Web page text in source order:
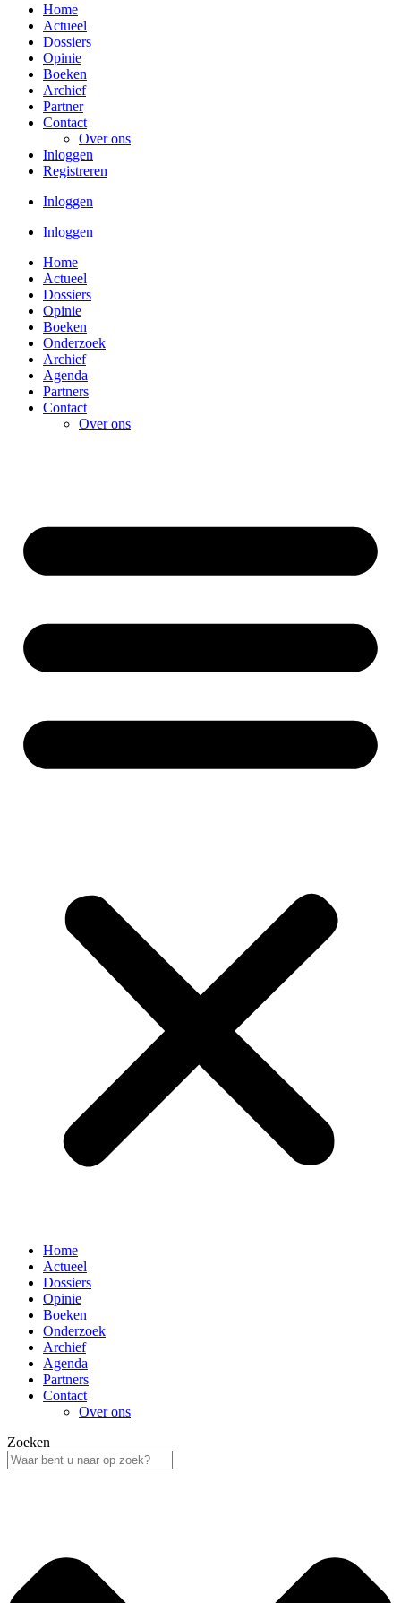
Home
Actueel
Dossiers
Opinie
Boeken
Archief
Partner
Contact
Over ons
Inloggen
Registreren
Inloggen
Inloggen
Home
Actueel
Dossiers
Opinie
Boeken
Onderzoek
Archief
Agenda
Partners
Contact
Over ons
Home
Actueel
Dossiers
Opinie
Boeken
Onderzoek
Archief
Agenda
Partners
Contact
Over ons
Zoeken